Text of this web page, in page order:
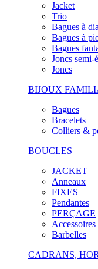
Jacket
Trio
Bagues à
Bagues à
Bagues
Joncs semi-
Joncs
BIJOUX
Bagues
Bracelets
Colliers &
BOUCLES
JACKET
Anneaux
FIXES
Pendantes
PERÇAGE
Accessoires
Barbelles
CADRANS,